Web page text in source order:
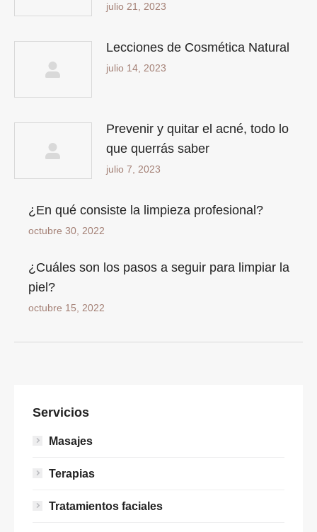
julio 21, 2023
Lecciones de Cosmética Natural
julio 14, 2023
Prevenir y quitar el acné, todo lo
que querrás saber
julio 7, 2023
¿En qué consiste la limpieza profesional?
octubre 30, 2022
¿Cuáles son los pasos a seguir para limpiar la
piel?
octubre 15, 2022
Servicios
Masajes
Terapias
Tratamientos faciales